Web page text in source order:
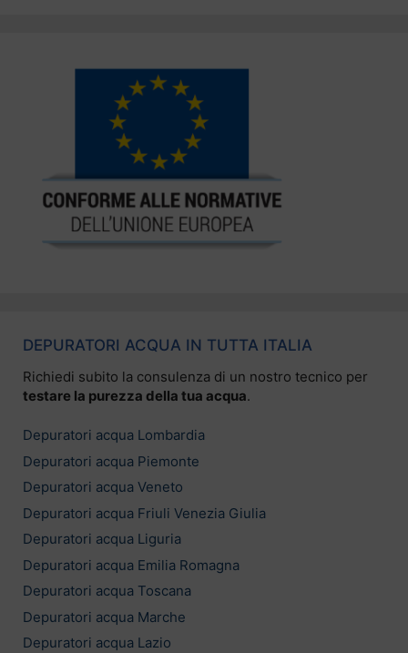
DEPURATORI ACQUA IN TUTTA ITALIA
Richiedi subito la consulenza di un nostro tecnico per
testare la purezza della tua acqua.
Depuratori acqua Lombardia
Depuratori acqua Piemonte
Depuratori acqua Veneto
Depuratori acqua Friuli Venezia Giulia
Depuratori acqua Liguria
Depuratori acqua Emilia Romagna
Depuratori acqua Toscana
Depuratori acqua Marche
Depuratori acqua Lazio